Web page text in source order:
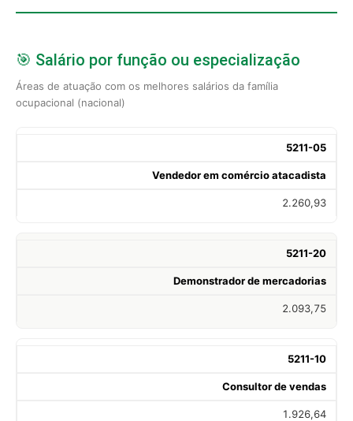
🎯 Salário por função ou especialização
Áreas de atuação com os melhores salários da família
ocupacional (nacional)
5211-05
Vendedor em comércio atacadista
2.260,93
5211-20
Demonstrador de mercadorias
2.093,75
5211-10
Consultor de vendas
1.926,64